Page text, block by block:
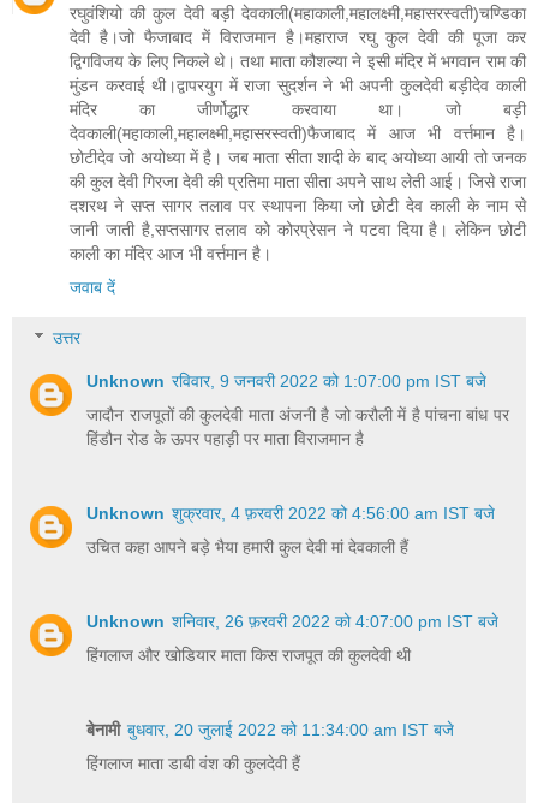
रघुवंशियो की कुल देवी बड़ी देवकाली(महाकाली,महालक्ष्मी,महासरस्वती)चण्डिका
देवी है।जो फैजाबाद में विराजमान है।महाराज रघु कुल देवी की पूजा कर
द्विगविजय के लिए निकले थे। तथा माता कौशल्या ने इसी मंदिर में भगवान राम की
मुंडन करवाई थी।द्वापरयुग में राजा सुदर्शन ने भी अपनी कुलदेवी बड़ीदेव काली
मंदिर का जीर्णोद्धार करवाया था। जो बड़ी
देवकाली(महाकाली,महालक्ष्मी,महासरस्वती)फैजाबाद में आज भी वर्त्तमान है।
छोटीदेव जो अयोध्या में है। जब माता सीता शादी के बाद अयोध्या आयी तो जनक
की कुल देवी गिरजा देवी की प्रतिमा माता सीता अपने साथ लेती आई। जिसे राजा
दशरथ ने सप्त सागर तलाव पर स्थापना किया जो छोटी देव काली के नाम से
जानी जाती है,सप्तसागर तलाव को कोरप्रेसन ने पटवा दिया है। लेकिन छोटी
काली का मंदिर आज भी वर्त्तमान है।
जवाब दें
उत्तर
Unknown रविवार, 9 जनवरी 2022 को 1:07:00 pm IST बजे
जादौन राजपूतों की कुलदेवी माता अंजनी है जो करौली में है पांचना बांध पर
हिंडौन रोड के ऊपर पहाड़ी पर माता विराजमान है
Unknown शुक्रवार, 4 फ़रवरी 2022 को 4:56:00 am IST बजे
उचित कहा आपने बड़े भैया हमारी कुल देवी मां देवकाली हैं
Unknown शनिवार, 26 फ़रवरी 2022 को 4:07:00 pm IST बजे
हिंगलाज और खोडियार माता किस राजपूत की कुलदेवी थी
बेनामी बुधवार, 20 जुलाई 2022 को 11:34:00 am IST बजे
हिंगलाज माता डाबी वंश की कुलदेवी हैं